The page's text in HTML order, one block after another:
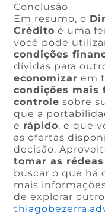
Conclusão
Em resumo, o
Crédito é uma
você pode
condições
dívidas para
economizar em
condições mais
controle sobre
que a
e rápido, e que
as ofertas
decisão.
tomar as rédeas
buscar o que há
mais
de explorar